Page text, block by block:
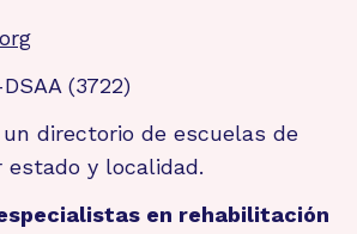
(3722)
directorio de escuelas de
estado y localidad.
en rehabilitación